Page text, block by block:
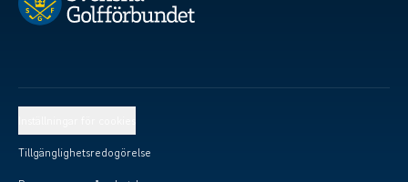
Tillgänglighetsredogörelse